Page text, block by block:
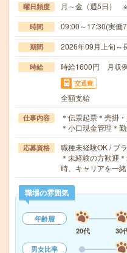
曜日頻度 月～金（週5日）
時間 09:00～17:30(実
期間 2026年09月上旬～
時給 時給1600円 月収
交通費
全額支給
仕事内容
＊伝票起票＊売掛
＊小口現金管理＊
応募資格
職種未経験OK / ブ
＊未経験の方歓迎
時、キャリアを一
職場の雰囲気
年齢層
20代
30
男女比率